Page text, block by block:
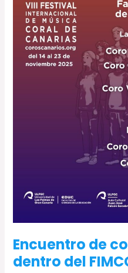
Encuentro de
dentro del